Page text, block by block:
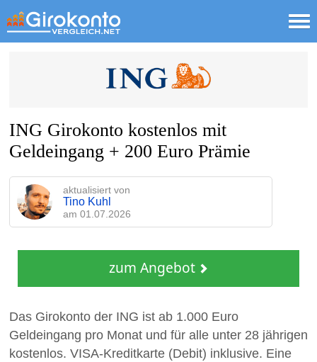
ING Girokonto kostenlos mit
Geldeingang + 200 Euro Prämie
aktualisiert von
Tino Kuhl
am 01.07.2026
zum Angebot
Das Girokonto der ING ist ab 1.000 Euro
Geldeingang pro Monat und für alle unter 28 jährigen
kostenlos. VISA-Kreditkarte (Debit) inklusive. Eine